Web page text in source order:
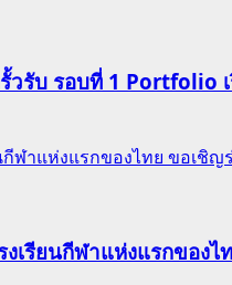
วรับ รอบที่ 1 Portfolio
กีฬาแห่งแรกของไทย ขอเ
งเรียนกีฬาแห่งแรกขอ